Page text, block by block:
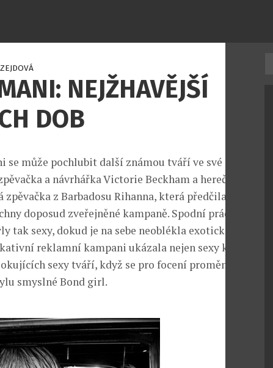
NEJŽHAVĚJŠÍ
DOB
se může pochlubit další známou tváří ve své
a návrhářka Victorie Beckham a herečka
z Barbadosu Rihanna, která předčila
doposud zveřejněné kampaně. Spodní prádlo a
tak sexy, dokud je na sebe neoblékla exotická
reklamní kampani ukázala nejen sexy křivky,
sexy tváří, když se pro focení proměnila
smyslné Bond girl.